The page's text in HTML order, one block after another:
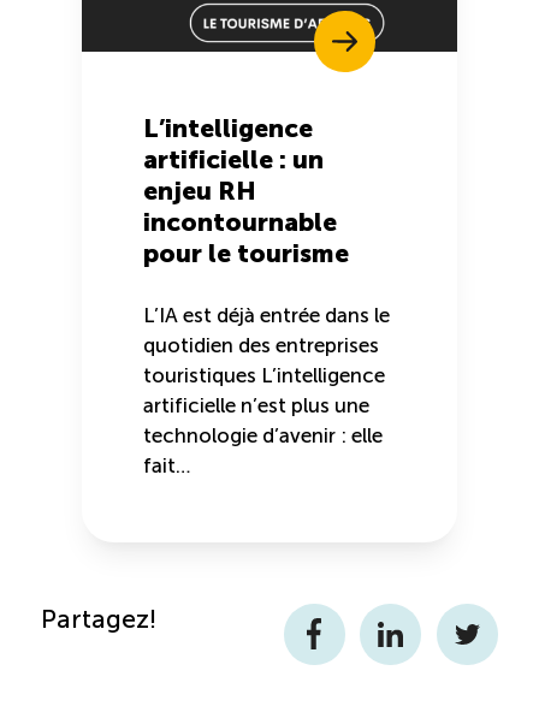
L’intelligence
artificielle : un
enjeu RH
incontournable
pour le tourisme
L’IA est déjà entrée dans le
quotidien des entreprises
touristiques L’intelligence
artificielle n’est plus une
technologie d’avenir : elle
fait…
Partagez!
FacebookLinkedInTwitter